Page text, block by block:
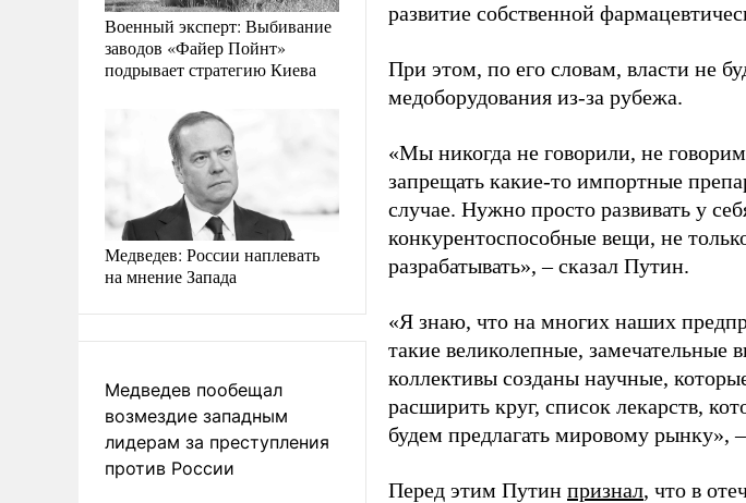
Военный эксперт: Выбивание
заводов «Файер Пойнт»
подрывает стратегию Киева
Медведев: России наплевать
на мнение Запада
Медведев пообещал
возмездие западным
лидерам за преступления
против России
развитие собственной
При этом, по его словам, власти не
медоборудования из-за рубежа.
«Мы никогда не говорили, не
запрещать какие-то импортные
случае. Нужно просто развивать у
конкурентоспособные вещи, не
разрабатывать», – сказал Путин.
«Я знаю, что на многих наших
такие великолепные, замечательные
коллективы созданы научные,
расширить круг, список лекарств,
будем предлагать мировому рынку»,
Перед этим Путин признал, что в